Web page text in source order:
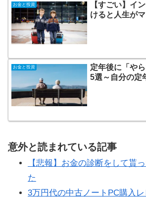
お金と投資
【すごい】イ
けると人生が
お金と投資
定年後に「や
5選～自分の定
意外と読まれている記事
【悲報】お金の診断をして貰
た
3万円代の中古ノートPC購入